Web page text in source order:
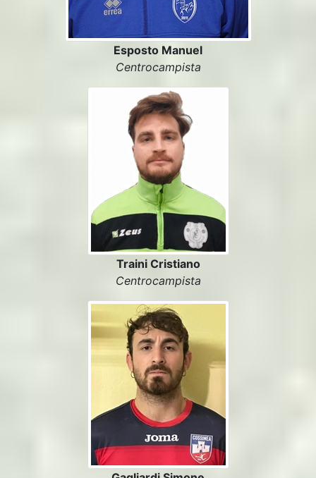
Esposto Manuel
Centrocampista
Traini Cristiano
Centrocampista